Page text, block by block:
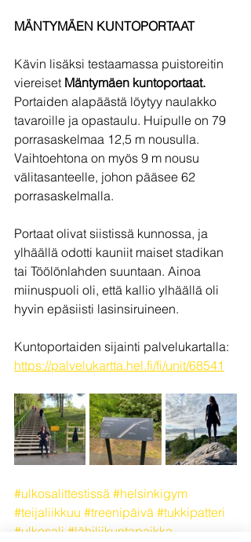
MÄNTYMÄEN KUNTOPORTAAT
Kävin lisäksi testaamassa puistoreitin
viereiset Mäntymäen kuntoportaat.
Portaiden alapäästä löytyy naulakko
tavaroille ja opastaulu. Huipulle on 79
porrasaskelmaa 12,5 m nousulla.
Vaihtoehtona on myös 9 m nousu
välitasanteelle, johon pääsee 62
porrasaskelmalla.
Portaat olivat siistissä kunnossa, ja
ylhäällä odotti kauniit maiset stadikan
tai Töölönlahden suuntaan. Ainoa
miinuspuoli oli, että kallio ylhäällä oli
hyvin epäsiisti lasinsiruineen.
Kuntoportaiden sijainti palvelukartalla:
https://palvelukartta.hel.fi/fi/unit/68541
#ulkosalittestissä #helsinkigym
#teijaliikkuu #treenipäivä #tukkipatteri
#ulkosali #lähiliikuntapaikka